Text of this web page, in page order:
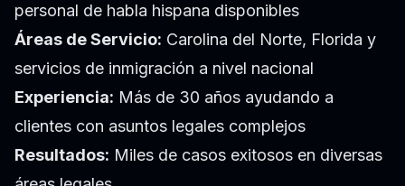
personal de habla hispana disponibles
Áreas de Servicio: Carolina del Norte, Florida y
servicios de inmigración a nivel nacional
Experiencia: Más de 30 años ayudando a
clientes con asuntos legales complejos
Resultados: Miles de casos exitosos en diversas